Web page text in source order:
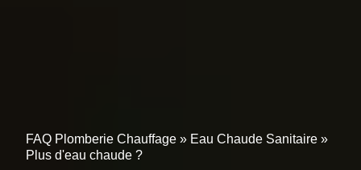
FAQ Plomberie Chauffage » Eau Chaude Sanitaire »
Plus d'eau chaude ?